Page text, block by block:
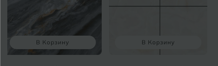
В Корзину В Корзину